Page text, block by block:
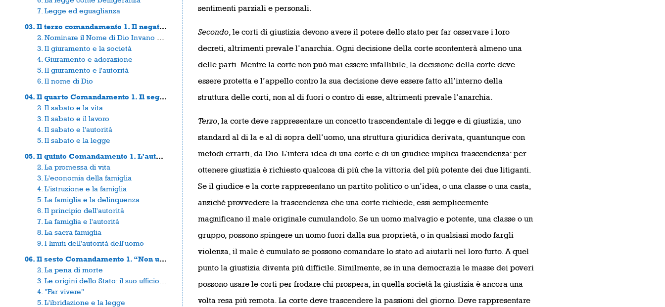
7. Legge ed eguaglianza
03. Il terzo comandamento 1. Il negativismo della legge
3. Il giuramento e la società
4. Giuramento e adorazione
5. Il giuramento e l'autorità
6. Il nome di Dio
04. Il quarto Comandamento 1. Il segno della libertà
2. Il sabato e la vita
3. Il sabato e il lavoro
4. Il sabato e l'autorità
5. Il sabato e la legge
05. Il quinto Comandamento 1. L’autorità della famiglia
2. La promessa di vita
3. L'economia della famiglia
4. L'istruzione e la famiglia
5. La famiglia e la delinquenza
6. Il principio dell'autorità
7. La famiglia e l'autorità
8. La sacra famiglia
9. I limiti dell'autorità dell'uomo
06. Il sesto Comandamento 1. “Non ucciderai”
2. La pena di morte
4. "Far vivere"
5. L'ibridazione e la legge
sentimenti parziali e personali.
Secondo, le corti di giustizia devono avere il potere dello stato per far osservare i loro
decreti, altrimenti prevale l’anarchia. Ogni decisione della corte scontenterà almeno una
delle parti. Mentre la corte non può mai essere infallibile, la decisione della corte deve
essere protetta e l’appello contro la sua decisione deve essere fatto all’interno della
struttura delle corti, non al di fuori o contro di esse, altrimenti prevale l’anarchia.
Terzo, la corte deve rappresentare un concetto trascendentale di legge e di giustizia, uno
standard al di la e al di sopra dell’uomo, una struttura giuridica derivata, quantunque con
metodi errarti, da Dio. L’intera idea di una corte e di un giudice implica trascendenza: per
ottenere giustizia è richiesto qualcosa di più che la vittoria del più potente dei due litiganti.
Se il giudice e la corte rappresentano un partito politico o un’idea, o una classe o una casta,
anziché provvedere la trascendenza che una corte richiede, essi semplicemente
magnificano il male originale cumulandolo. Se un uomo malvagio e potente, una classe o un
gruppo, possono spingere un uomo fuori dalla sua proprietà, o in qualsiasi modo fargli
violenza, il male è cumulato se possono comandare lo stato ad aiutarli nel loro furto. A quel
punto la giustizia diventa più difficile. Similmente, se in una democrazia le masse dei poveri
possono usare le corti per frodare chi prospera, in quella società la giustizia è ancora una
volta resa più remota. La corte deve trascendere la passioni del giorno. Deve rappresentare